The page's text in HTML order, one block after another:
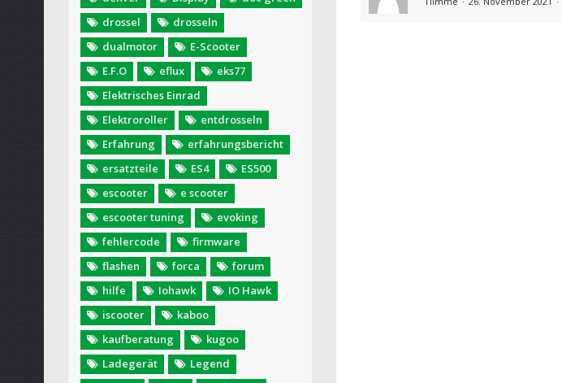
drossel
drosseln
dualmotor
E-Scooter
E.F.O
eflux
eks77
Elektrisches Einrad
Elektroroller
entdrosseln
Erfahrung
erfahrungsbericht
ersatzteile
ES4
ES500
escooter
e scooter
escooter tuning
evoking
fehlercode
firmware
flashen
forca
forum
hilfe
Iohawk
IO Hawk
iscooter
kaboo
kaufberatung
kugoo
Ladegerät
Legend